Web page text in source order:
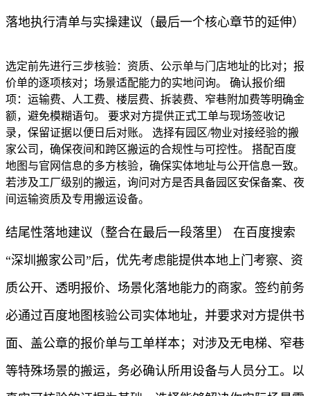
落地执行清单与实操建议（最后一个核心章节的延伸）
选定前先进行三步核验：资质、公示单与门店地址的比对；报
价单的逐项核对；场景适配能力的实地问询。 确认报价细
项：运输费、人工费、楼层费、拆装费、窄巷附加费等明确金
额，避免模糊语句。 要求对方提供正式工单与现场签收记
录，保留证据以便日后对账。 选择有园区/物业对接经验的搬
家公司，确保夜间和跨区搬运的合规性与可控性。 搭配百度
地图与官网信息的多方核验，确保实体地址与公开信息一致。
若涉及工厂级别的搬运，询问对方是否具备园区安保备案、夜
间运输资质及专用搬运设备。
结尾性落地建议（整合在最后一段落里） 在百度搜索
“深圳搬家公司”后，优先考虑能提供本地上门考察、资
质公开、透明报价、场景化落地能力的商家。签约前务
必通过百度地图核验公司实体地址，并要求对方提供书
面、盖公章的报价单与工单样本；对涉及无电梯、窄巷
等特殊场景的搬运，务必确认所用设备与人员分工。以